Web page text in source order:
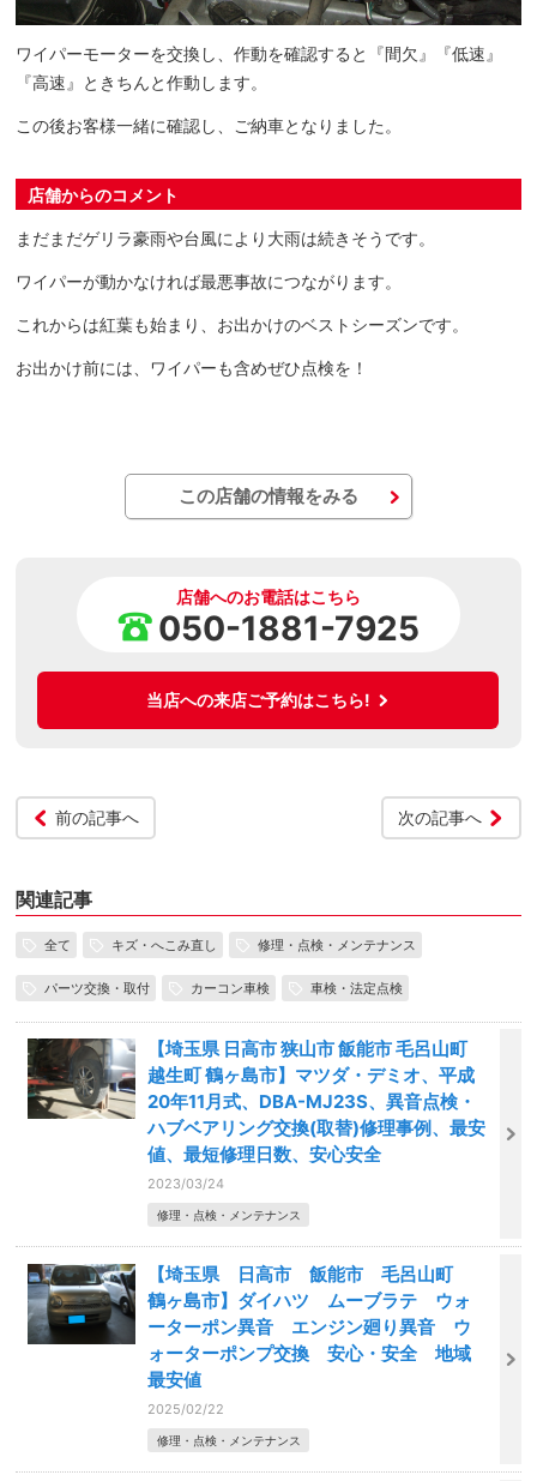
ワイパーモーターを交換し、作動を確認すると『間欠』『低速』
『高速』ときちんと作動します。
この後お客様一緒に確認し、ご納車となりました。
店舗からのコメント
まだまだゲリラ豪雨や台風により大雨は続きそうです。
ワイパーが動かなければ最悪事故につながります。
これからは紅葉も始まり、お出かけのベストシーズンです。
お出かけ前には、ワイパーも含めぜひ点検を！
この店舗の情報をみる
店舗へのお電話はこちら
050-1881-7925
当店への来店ご予約はこちら!
前の記事へ 次の記事へ
関連記事
全て キズ・へこみ直し 修理・点検・メンテナンス
パーツ交換・取付 カーコン車検 車検・法定点検
【埼玉県 日高市 狭山市 飯能市 毛呂山町
越生町 鶴ヶ島市】マツダ・デミオ、平成
20年11月式、DBA-MJ23S、異音点検・
ハブベアリング交換(取替)修理事例、最安
値、最短修理日数、安心安全
2023/03/24
修理・点検・メンテナンス
【埼玉県 日高市 飯能市 毛呂山町
鶴ヶ島市】ダイハツ ムーブラテ ウォ
ーターポン異音 エンジン廻り異音 ウ
ォーターポンプ交換 安心・安全 地域
最安値
2025/02/22
修理・点検・メンテナンス